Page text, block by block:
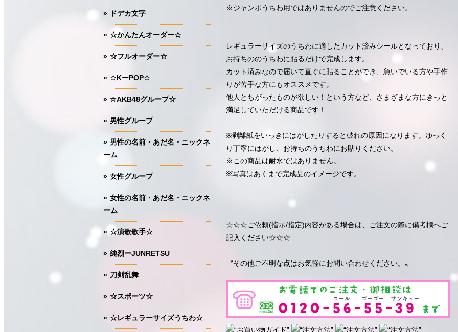
※ジャンボうちわ用ではありませんのでご注意ください。
レギュラーサイズのうちわに適したカット済みシールとなっており、
お持ちののうちわに貼るだけで完成します。
カット済みなので届いて直ぐに貼ることができ、急いでいる方や手作
りが苦手な方にもオススメです。
他人とちがったものが欲しい！という方など、さまざまな方にきっと
満足していただける商品です！
※剥離紙をいっきにはがしたりすると破れの原因になります。ゆっく
り丁寧にはがし、お持ちのうちわにお貼りください。
※この商品は耐水ではありません。
※写真はあくまで完成品のイメージです。
☆☆☆ご依頼(指示/指定)内容がある場合は、ご注文の際に備考欄へご
記入ください☆☆☆
〝その他ご不明な点はお気軽にお問い合わせください。〟
ドデカ文字
☆かんたんオーダー☆
☆フルオーダー☆
☆KーPOP☆
☆AKB48グループ☆
男性グループ
男性の名前・あだ名・ニックネ
ーム
女性グループ
女性の名前・あだ名・ニックネ
ーム
☆演歌歌手☆
純烈ーJUNRETSU
刀剣乱舞
☆スポーツ☆
☆レギュラーサイズうちわ☆